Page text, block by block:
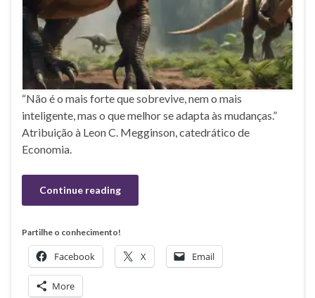
“Não é o mais forte que sobrevive, nem o mais
inteligente, mas o que melhor se adapta às mudanças.”
Atribuição à Leon C. Megginson, catedrático de
Economia.
Continue reading
Partilhe o conhecimento!
Facebook X Email
More